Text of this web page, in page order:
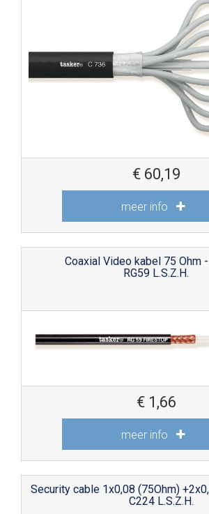
€ 60,19
meer info
Coaxial Video kabel 75 Ohm -
RG59 L.S.Z.H.
€ 1,66
meer info
Security cable 1x0,08 (75Ohm)
C224 L.S.Z.H.